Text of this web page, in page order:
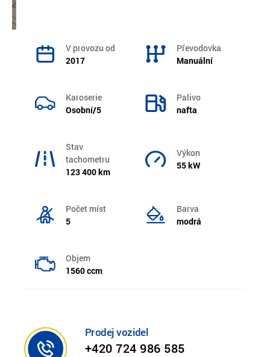
V provozu od
2017
Převodovka
Manuální
Karoserie
Osobní/5
Palivo
nafta
Stav
tachometru
123 400 km
Výkon
55 kW
Počet míst
5
Barva
modrá
Objem
1560 ccm
Prodej vozidel
+420 724 986 585